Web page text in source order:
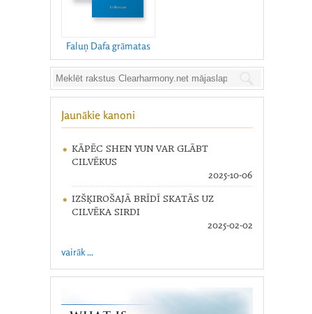
Faluņ Dafa grāmatas
Jaunākie kanoni
KĀPĒC SHEN YUN VAR GLĀBT
CILVĒKUS
2025-10-06
IZŠĶIROŠAJĀ BRĪDĪ SKATĀS UZ
CILVĒKA SIRDI
2025-02-02
vairāk ...